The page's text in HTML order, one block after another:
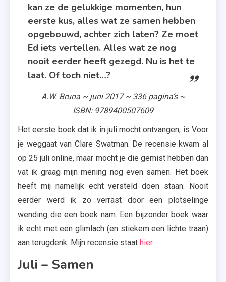
,
Veel
kan ze de gelukkige momenten, hun
eerste kus, alles wat ze samen hebben
opgebouwd, achter zich laten? Ze moet
Ed iets vertellen. Alles wat ze nog
nooit eerder heeft gezegd. Nu is het te
laat. Of toch niet…?
A.W. Bruna ~ juni 2017 ~ 336 pagina’s ~
ISBN: 9789400507609
Het eerste boek dat ik in juli mocht ontvangen, is Voor
je weggaat van Clare Swatman. De recensie kwam al
op 25 juli online, maar mocht je die gemist hebben dan
vat ik graag mijn mening nog even samen. Het boek
heeft mij namelijk echt versteld doen staan. Nooit
eerder werd ik zo verrast door een plotselinge
wending die een boek nam. Een bijzonder boek waar
ik echt met een glimlach (en stiekem een lichte traan)
aan terugdenk. Mijn recensie staat hier.
Juli – Samen